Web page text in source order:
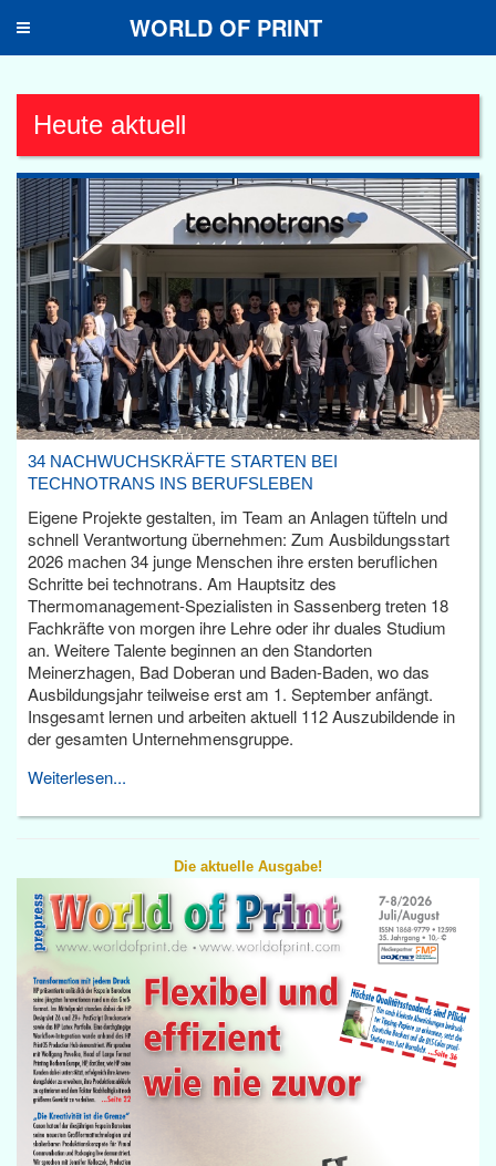
Toggle
WORLD OF PRINT
Heute aktuell
34 NACHWUCHSKRÄFTE STARTEN BEI
TECHNOTRANS INS BERUFSLEBEN
Eigene Projekte gestalten, im Team an Anlagen tüfteln und
schnell Verantwortung übernehmen: Zum Ausbildungsstart
2026 machen 34 junge Menschen ihre ersten beruflichen
Schritte bei technotrans. Am Hauptsitz des
Thermomanagement-Spezialisten in Sassenberg treten 18
Fachkräfte von morgen ihre Lehre oder ihr duales Studium
an. Weitere Talente beginnen an den Standorten
Meinerzhagen, Bad Doberan und Baden-Baden, wo das
Ausbildungsjahr teilweise erst am 1. September anfängt.
Insgesamt lernen und arbeiten aktuell 112 Auszubildende in
der gesamten Unternehmensgruppe.
Weiterlesen...
Die aktuelle Ausgabe!